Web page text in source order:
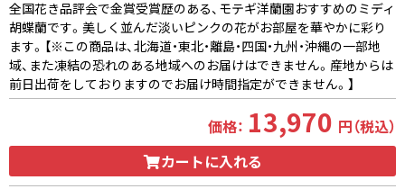
全国花き品評会で金賞受賞歴のある、モテギ洋蘭園おすすめのミディ
胡蝶蘭です。美しく並んだ淡いピンクの花がお部屋を華やかに彩り
ます。【※この商品は、北海道・東北・離島・四国・九州・沖縄の一部地
域、また凍結の恐れのある地域へのお届けはできません。産地からは
前日出荷をしておりますのでお届け時間指定ができません。】
価格： 13,970 円（税込）
カートに入れる